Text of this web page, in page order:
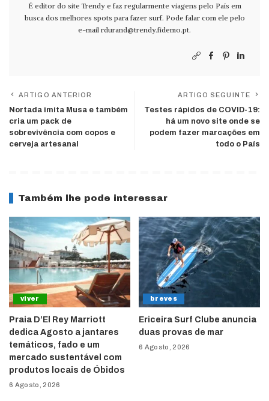
É editor do site Trendy e faz regularmente viagens pelo País em
busca dos melhores spots para fazer surf. Pode falar com ele pelo
e-mail rdurand@trendy.fidemo.pt.
ARTIGO ANTERIOR
Nortada imita Musa e também
cria um pack de
sobrevivência com copos e
cerveja artesanal
ARTIGO SEGUINTE
Testes rápidos de COVID-19:
há um novo site onde se
podem fazer marcações em
todo o País
Também lhe pode interessar
viver
Praia D’El Rey Marriott
dedica Agosto a jantares
temáticos, fado e um
mercado sustentável com
produtos locais de Óbidos
6 Agosto, 2026
breves
Ericeira Surf Clube anuncia
duas provas de mar
6 Agosto, 2026